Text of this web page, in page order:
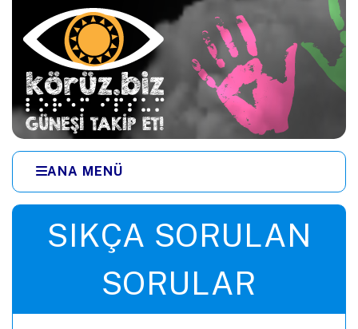
Ana içeriğe zıpla
ANA MENÜ
SIKÇA SORULAN
SORULAR
Menüye zıpla